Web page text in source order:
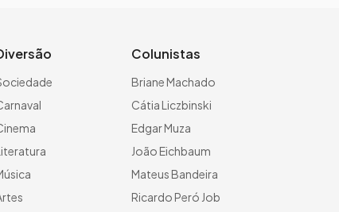
Colunistas
Briane Machado
Cátia Liczbinski
Edgar Muza
João Eichbaum
Mateus Bandeira
Ricardo Peró Job